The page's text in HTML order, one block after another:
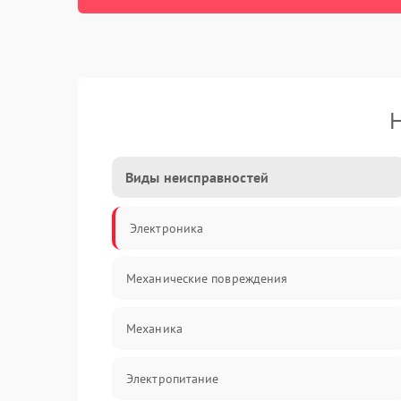
Виды неисправностей
Электроника
Механические повреждения
Механика
Электропитание